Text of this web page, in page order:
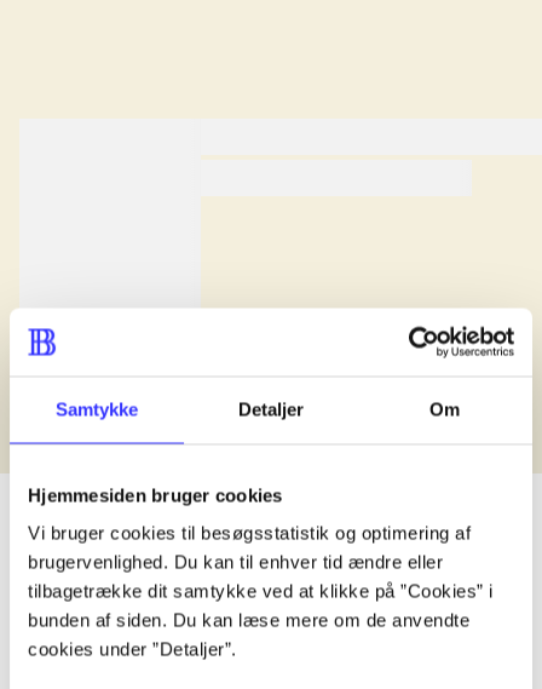
Samtykke Detaljer Om
Hjemmesiden bruger cookies
Vi bruger cookies til besøgsstatistik og optimering af
brugervenlighed. Du kan til enhver tid ændre eller
tilbagetrække dit samtykke ved at klikke på ”Cookies” i
bunden af siden. Du kan læse mere om de anvendte
cookies under ”Detaljer”.
lorem ipsum dolor sit amet ...
Udgivet i undefined. Værkerne er grupperet efter ældste registrerede